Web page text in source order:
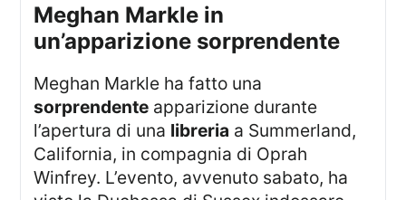
Meghan Markle in
un’apparizione sorprendente
Meghan Markle ha fatto una
sorprendente apparizione durante
l’apertura di una libreria a Summerland,
California, in compagnia di Oprah
Winfrey. L’evento, avvenuto sabato, ha